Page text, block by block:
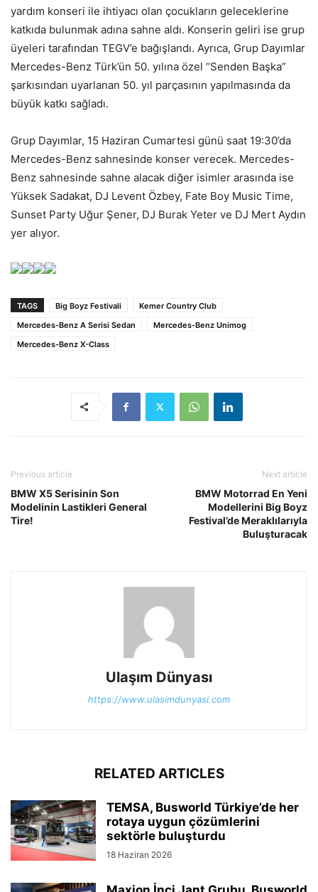
yardım konseri ile ihtiyacı olan çocukların geleceklerine
katkıda bulunmak adına sahne aldı. Konserin geliri ise grup
üyeleri tarafından TEGV’e bağışlandı. Ayrıca, Grup Dayımlar
Mercedes-Benz Türk’ün 50. yılına özel “Senden Başka”
şarkısından uyarlanan 50. yıl parçasının yapılmasında da
büyük katkı sağladı.
Grup Dayımlar, 15 Haziran Cumartesi günü saat 19:30’da
Mercedes-Benz sahnesinde konser verecek. Mercedes-
Benz sahnesinde sahne alacak diğer isimler arasında ise
Yüksek Sadakat, DJ Levent Özbey, Fate Boy Music Time,
Sunset Party Uğur Şener, DJ Burak Yeter ve DJ Mert Aydın
yer alıyor.
TAGS Big Boyz Festivali
Kemer Country Club
Mercedes-Benz A Serisi Sedan
Mercedes-Benz Unimog
Mercedes-Benz X-Class
Previous article
BMW X5 Serisinin Son
Modelinin Lastikleri General
Tire!
Next article
BMW Motorrad En Yeni
Modellerini Big Boyz
Festival’de Meraklılarıyla
Buluşturacak
Ulaşım Dünyası
https://www.ulasimdunyasi.com
RELATED ARTICLES
TEMSA, Busworld Türkiye’de her
rotaya uygun çözümlerini
sektörle buluşturdu
18 Haziran 2026